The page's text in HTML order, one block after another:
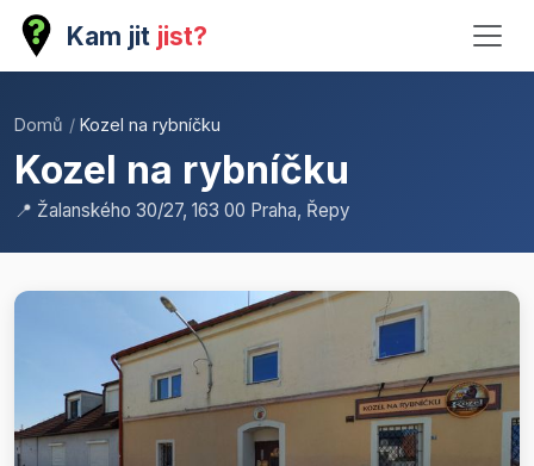
Kam jit jist?
Domů / Kozel na rybníčku
Kozel na rybníčku
📍 Žalanského 30/27, 163 00 Praha, Řepy